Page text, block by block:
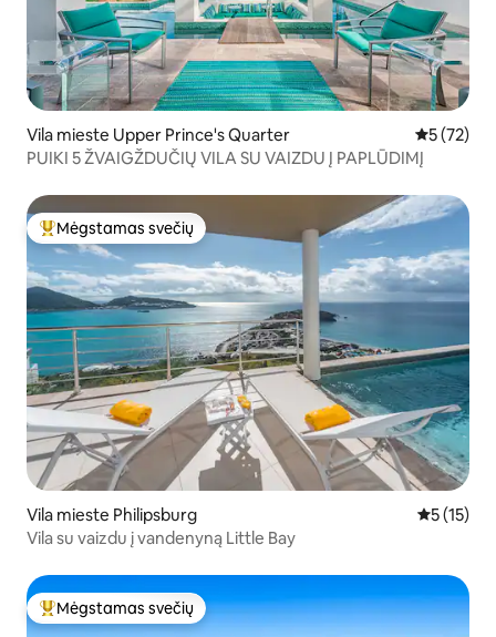
Vila mieste Upper Prince's Quarter Vidutinis
5 (72)
PUIKI 5 ŽVAIGŽDUČIŲ VILA SU VAIZDU Į PAPLŪDIMĮ
Svečių mėgstamiausias
Mėgstamas svečių
Vila mieste Philipsburg Vidutinis
5 (15)
Vila su vaizdu į vandenyną Little Bay
Svečių mėgstamiausias
Mėgstamas svečių